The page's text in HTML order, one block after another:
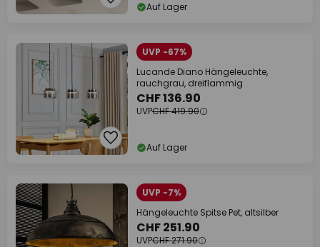
Auf Lager
UVP -67%
Lucande Diano Hängeleuchte,
rauchgrau, dreiflammig
CHF 136.90
UVPCHF 419.90
Auf Lager
UVP -7%
Hängeleuchte Spitse Pet, altsilber
CHF 251.90
UVPCHF 271.90